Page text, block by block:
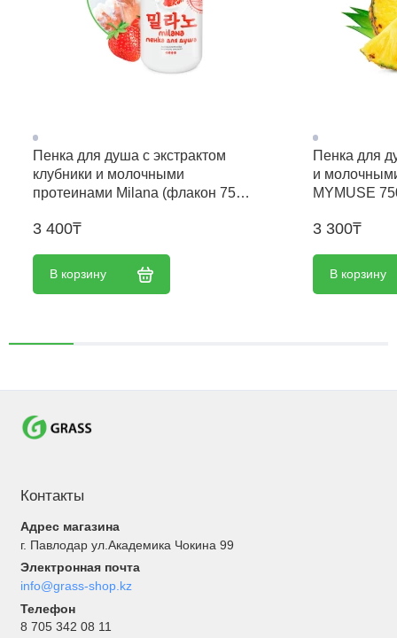
Пенка для душа с экстрактом
клубники и молочными
протеинами Milana (флакон 750
3 400₸
В корзину
Пенка для
и
MYMUSE
3 300₸
В корзину
Контакты
Адрес магазина
г. Павлодар ул.Академика Чокина 99
Электронная почта
info@grass-shop.kz
Телефон
8 705 342 08 11